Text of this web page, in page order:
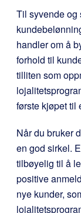
Til syvende og
handler om å
forhold til
tilliten som
første kjøpet til
Når du bruker
en god sirkel.
tilbøyelig til å
positive
nye kunder,